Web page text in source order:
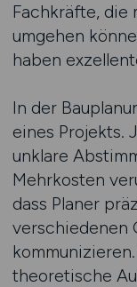
Fachkräfte, die
umgehen
haben
In der
eines Projekts.
unklare
Mehrkosten
dass Planer
verschiedenen
theoretische